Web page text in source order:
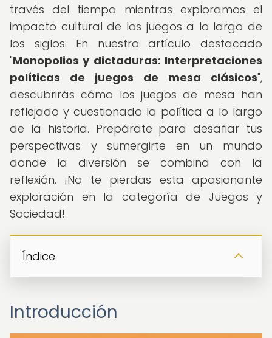
través del tiempo mientras exploramos el
impacto cultural de los juegos a lo largo de
los siglos. En nuestro artículo destacado
"Monopolios y dictaduras: Interpretaciones
políticas de juegos de mesa clásicos",
descubrirás cómo los juegos de mesa han
reflejado y cuestionado la política a lo largo
de la historia. Prepárate para desafiar tus
perspectivas y sumergirte en un mundo
donde la diversión se combina con la
reflexión. ¡No te pierdas esta apasionante
exploración en la categoría de Juegos y
Sociedad!
Índice
Introducción